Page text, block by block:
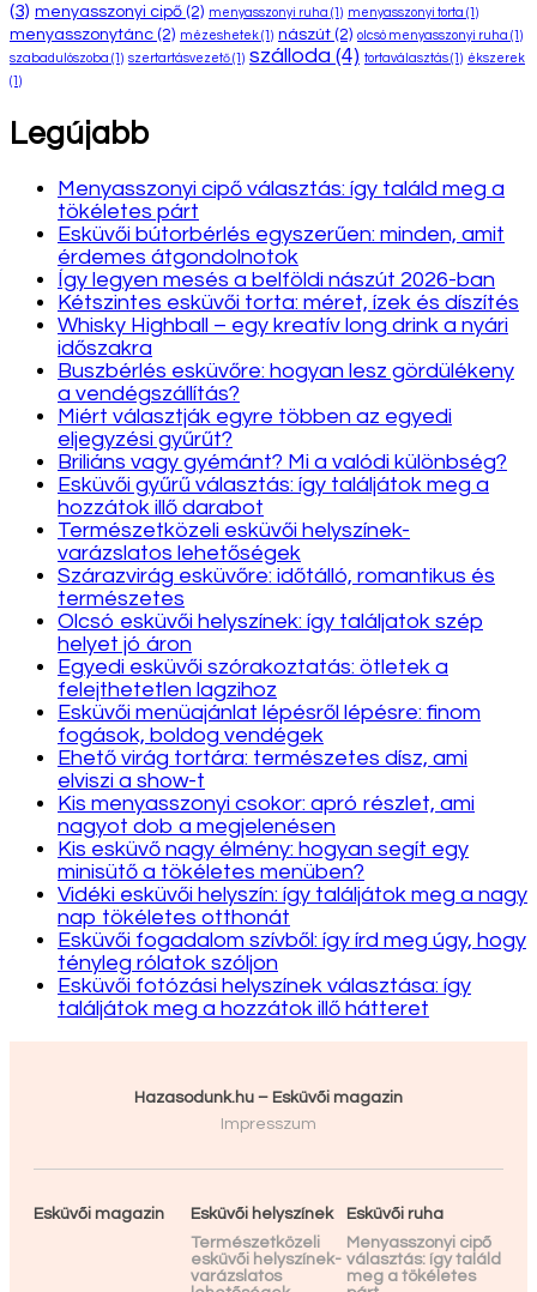
(3) menyasszonyi cipő (2) menyasszonyi ruha (1) menyasszonyi torta (1)
menyasszonytánc (2) mézeshetek(1) nászút (2) olcsó menyasszonyi ruha (1)
szabadulószoba (1) szertartásvezető(1) szálloda (4) tortaválasztás(1) ékszerek
(1)
Legújabb
Menyasszonyi cipő választás: így találd meg a
tökéletes párt
Esküvői bútorbérlés egyszerűen: minden, amit
érdemes átgondolnotok
Így legyen mesés a belföldi nászút 2026-ban
Kétszintes esküvői torta: méret, ízek és díszítés
Whisky Highball – egy kreatív long drink a nyári
időszakra
Buszbérlés esküvőre: hogyan lesz gördülékeny
a vendégszállítás?
Miért választják egyre többen az egyedi
eljegyzési gyűrűt?
Briliáns vagy gyémánt? Mi a valódi különbség?
Esküvői gyűrű választás: így találjátok meg a
hozzátok illő darabot
Természetközeli esküvői helyszínek-
varázslatos lehetőségek
Szárazvirág esküvőre: időtálló, romantikus és
természetes
Olcsó esküvői helyszínek: így találjatok szép
helyet jó áron
Egyedi esküvői szórakoztatás: ötletek a
felejthetetlen lagzihoz
Esküvői menüajánlat lépésről lépésre: finom
fogások, boldog vendégek
Ehető virág tortára: természetes dísz, ami
elviszi a show-t
Kis menyasszonyi csokor: apró részlet, ami
nagyot dob a megjelenésen
Kis esküvő nagy élmény: hogyan segít egy
minisütő a tökéletes menüben?
Vidéki esküvői helyszín: így találjátok meg a nagy
nap tökéletes otthonát
Esküvői fogadalom szívből: így írd meg úgy, hogy
tényleg rólatok szóljon
Esküvői fotózási helyszínek választása: így
találjátok meg a hozzátok illő hátteret
Hazasodunk.hu – Esküvői magazin
Impresszum
Esküvői magazin
Esküvői helyszínek
Természetközeli
esküvői helyszínek-
varázslatos
Esküvői ruha
Menyasszonyi cipő
választás: így találd
meg a tökéletes